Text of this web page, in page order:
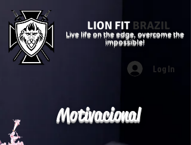
LION FIT BRAZIL
Live life on the edge, overcome the
impossible!
Log In
Motivacional